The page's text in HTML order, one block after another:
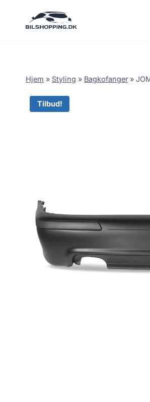
Hjem » Styling » Bagkofanger »
Tilbud!